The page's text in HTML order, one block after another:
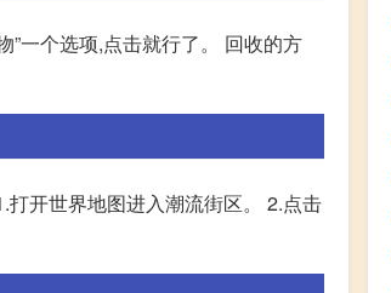
”一个选项,点击就行了。 回收的方
开世界地图进入潮流街区。 2.点击